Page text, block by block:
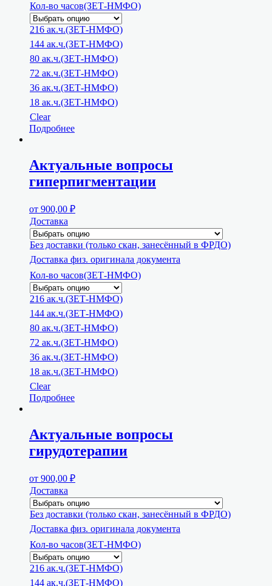
Кол-во часов(ЗЕТ-НМФО)
216 ак.ч.(ЗЕТ-НМФО)
144 ак.ч.(ЗЕТ-НМФО)
80 ак.ч.(ЗЕТ-НМФО)
72 ак.ч.(ЗЕТ-НМФО)
36 ак.ч.(ЗЕТ-НМФО)
18 ак.ч.(ЗЕТ-НМФО)
Clear
Подробнее
Актуальные вопросы
гиперпигментации
от 900,00 ₽
Доставка
Без доставки (только скан, занесённый в ФРДО)
Доставка физ. оригинала документа
Кол-во часов(ЗЕТ-НМФО)
216 ак.ч.(ЗЕТ-НМФО)
144 ак.ч.(ЗЕТ-НМФО)
80 ак.ч.(ЗЕТ-НМФО)
72 ак.ч.(ЗЕТ-НМФО)
36 ак.ч.(ЗЕТ-НМФО)
18 ак.ч.(ЗЕТ-НМФО)
Clear
Подробнее
Актуальные вопросы
гирудотерапии
от 900,00 ₽
Доставка
Без доставки (только скан, занесённый в ФРДО)
Доставка физ. оригинала документа
Кол-во часов(ЗЕТ-НМФО)
216 ак.ч.(ЗЕТ-НМФО)
144 ак.ч.(ЗЕТ-НМФО)